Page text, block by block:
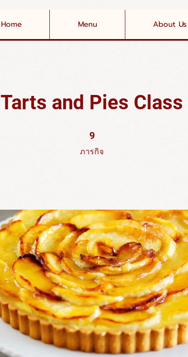
Home Menu About Us
Tarts and Pies Class
9
ภารกิจ
9 ภารกิจ